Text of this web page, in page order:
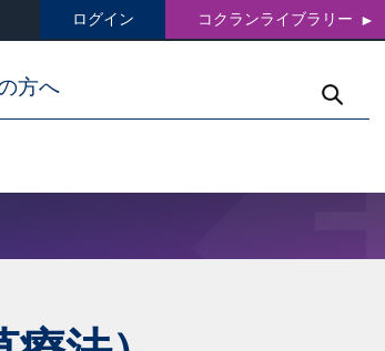
ログイン コクランライブラリー
方へ